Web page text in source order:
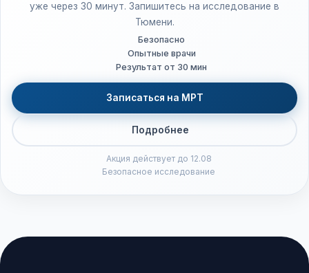
уже через 30 минут. Запишитесь на исследование в
Тюмени.
Безопасно
Опытные врачи
Результат от 30 мин
Записаться на МРТ
Подробнее
Акция действует до 12.08
Безопасное исследование